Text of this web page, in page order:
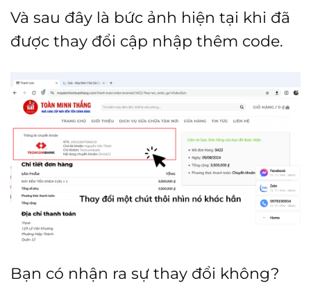
Và sau đây là bức ảnh hiện tại khi đã
được thay đổi cập nhập thêm code.
Bạn có nhận ra sự thay đổi không?